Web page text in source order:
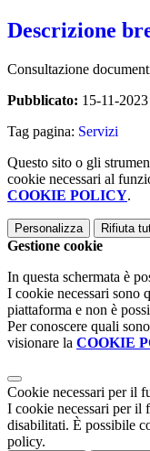
Descrizione
Consultazione
Pubblicato: 15-11-
Tag pagina: Servizi
Questo sito o gli
cookie necessari al
COOKIE POLICY.
Personalizza Rifiuta
Gestione cookie
In questa schermata è
I cookie necessari sono
piattaforma e non è
Per conoscere quali
visionare la COOKIE
Cookie necessari per il
I cookie necessari per il
disabilitati. È possibile
policy.